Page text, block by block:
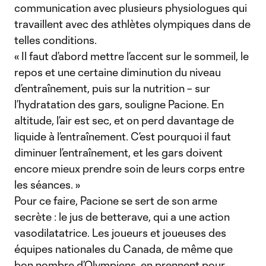
communication avec plusieurs physiologues qui
travaillent avec des athlètes olympiques dans de
telles conditions.
« Il faut d’abord mettre l’accent sur le sommeil, le
repos et une certaine diminution du niveau
d’entraînement, puis sur la nutrition – sur
l’hydratation des gars, souligne Pacione. En
altitude, l’air est sec, et on perd davantage de
liquide à l’entraînement. C’est pourquoi il faut
diminuer l’entraînement, et les gars doivent
encore mieux prendre soin de leurs corps entre
les séances. »
Pour ce faire, Pacione se sert de son arme
secrète : le jus de betterave, qui a une action
vasodilatatrice. Les joueurs et joueuses des
équipes nationales du Canada, de même que